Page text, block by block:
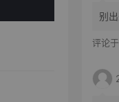
别
评论于